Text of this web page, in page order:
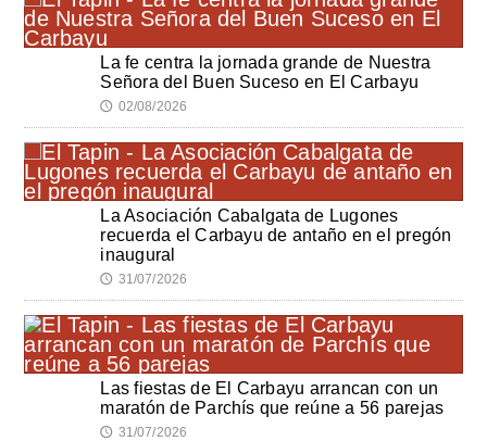
La fe centra la jornada grande de Nuestra
Señora del Buen Suceso en El Carbayu
🕔 02/08/2026
La Asociación Cabalgata de Lugones
recuerda el Carbayu de antaño en el pregón
inaugural
🕔 31/07/2026
Las fiestas de El Carbayu arrancan con un
maratón de Parchís que reúne a 56 parejas
🕔 31/07/2026